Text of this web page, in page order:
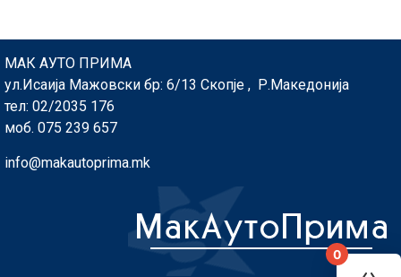
МАК АУТО ПРИМА
ул.Исаија Мажовски бр: 6/13 Скопје , Р.Македонија
тел: 02/2035 176
моб. 075 239 657
info@makautoprima.mk
0